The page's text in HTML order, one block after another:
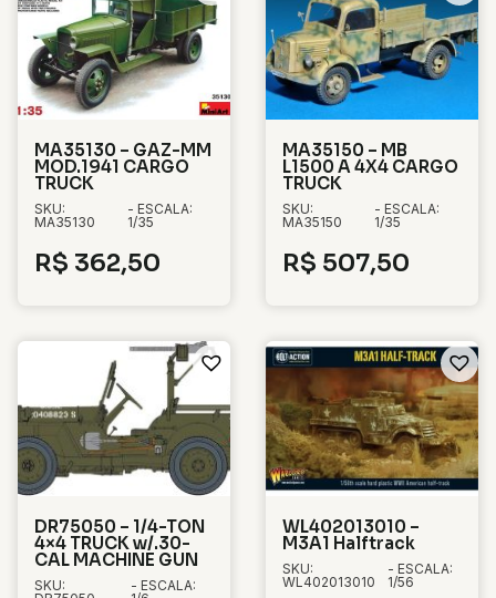
MA35130 – GAZ-MM
MOD.1941 CARGO
TRUCK
SKU:
MA35130
- ESCALA:
1/35
R$ 362,50
MA35150 – MB
L1500 A 4X4 CARGO
TRUCK
SKU:
MA35150
- ESCALA:
1/35
R$ 507,50
DR75050 – 1/4-TON
4×4 TRUCK w/.30-
CAL MACHINE GUN
SKU:
- ESCALA:
WL402013010 –
M3A1 Halftrack
SKU:
WL402013010
- ESCALA:
1/56